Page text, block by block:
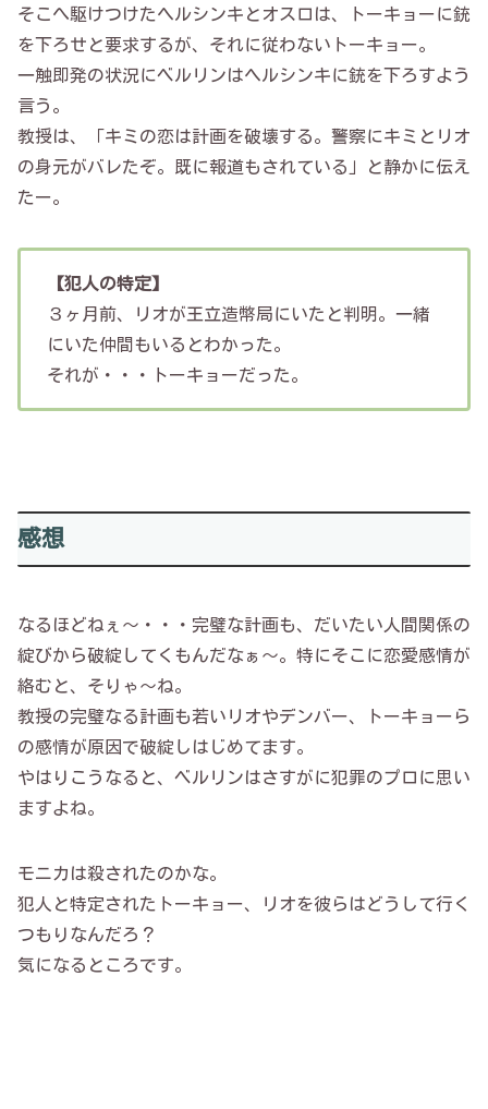
そこへ駆けつけたヘルシンキとオスロは、トーキョーに銃
を下ろせと要求するが、それに従わないトーキョー。
一触即発の状況にベルリンはヘルシンキに銃を下ろすよう
言う。
教授は、「キミの恋は計画を破壊する。警察にキミとリオ
の身元がバレたぞ。既に報道もされている」と静かに伝え
たー。
【犯人の特定】
３ヶ月前、リオが王立造幣局にいたと判明。一緒
にいた仲間もいるとわかった。
それが・・・トーキョーだった。
感想
なるほどねぇ～・・・完璧な計画も、だいたい人間関係の
綻びから破綻してくもんだなぁ～。特にそこに恋愛感情が
絡むと、そりゃ～ね。
教授の完璧なる計画も若いリオやデンバー、トーキョーら
の感情が原因で破綻しはじめてます。
やはりこうなると、ベルリンはさすがに犯罪のプロに思い
ますよね。
モニカは殺されたのかな。
犯人と特定されたトーキョー、リオを彼らはどうして行く
つもりなんだろ？
気になるところです。